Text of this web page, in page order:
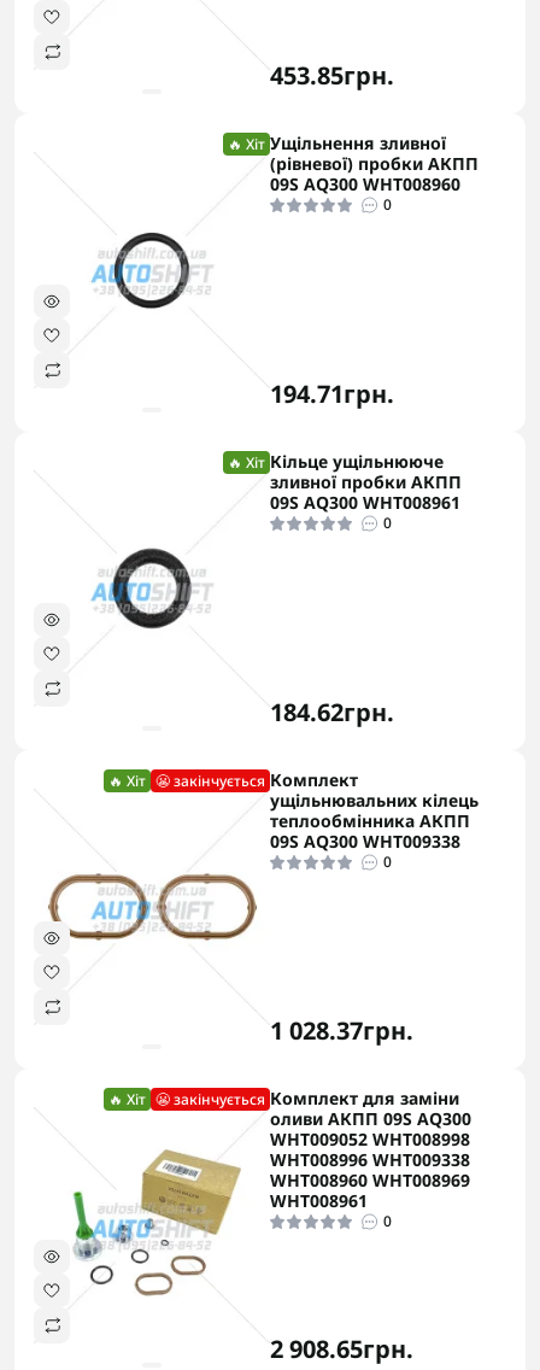
453.85грн.
🔥 Хіт Ущільнення зливної
(рівневої) пробки АКПП
09S AQ300 WHT008960
0
194.71грн.
🔥 Хіт Кільце ущільнююче
зливної пробки АКПП
09S AQ300 WHT008961
0
184.62грн.
🔥 Хіт 😬 закінчується Комплект
ущільнювальних кілець
теплообмінника АКПП
09S AQ300 WHT009338
0
1 028.37грн.
🔥 Хіт 😬 закінчується Комплект для заміни
оливи АКПП 09S AQ300
WHT009052 WHT008998
WHT008996 WHT009338
WHT008960 WHT008969
WHT008961
0
2 908.65грн.